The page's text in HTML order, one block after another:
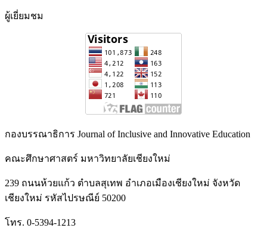
ผู้เยี่ยมชม
กองบรรณาธิการ Journal of Inclusive and Innovative Education
คณะศึกษาศาสตร์ มหาวิทยาลัยเชียงใหม่
239 ถนนห้วยแก้ว ตำบลสุเทพ อำเภอเมืองเชียงใหม่ จังหวัด
เชียงใหม่ รหัสไปรษณีย์ 50200
โทร. 0-5394-1213